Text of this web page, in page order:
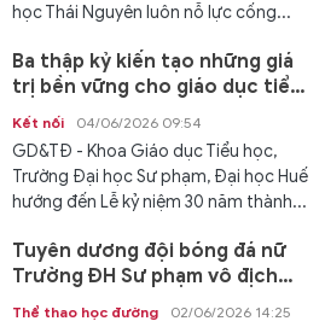
học Thái Nguyên luôn nỗ lực cống...
Ba thập kỷ kiến tạo những giá
trị bền vững cho giáo dục tiểu
học
Kết nối 04/06/2026 09:54
GD&TĐ - Khoa Giáo dục Tiểu học,
Trường Đại học Sư phạm, Đại học Huế
hướng đến Lễ kỷ niệm 30 năm thành...
Tuyên dương đội bóng đá nữ
Trường ĐH Sư phạm vô địch
Giải sinh viên Huế 2026
Thể thao học đường 02/06/2026 14:25